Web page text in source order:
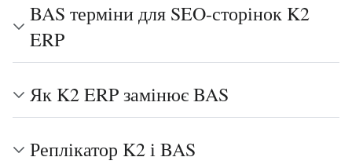
BAS терміни для SEO-сторінок K2
ERP
Як K2 ERP замінює BAS
Реплікатор K2 і BAS